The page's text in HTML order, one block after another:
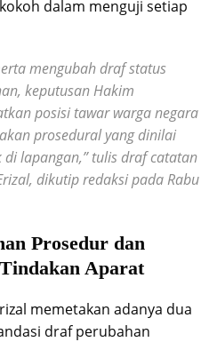
dalam menguji setiap
mengubah draf status
keputusan Hakim
posisi tawar warga negara
prosedural yang dinilai
lapangan,” tulis draf catatan
dikutip redaksi pada Rabu
Prosedur dan
Aparat
memetakan adanya dua
draf perubahan